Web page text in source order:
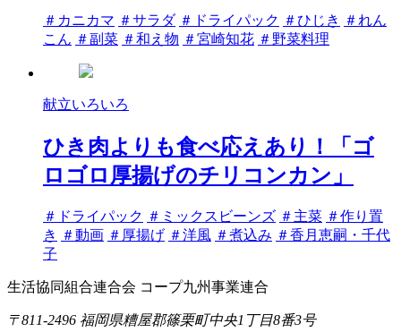
タ
グ
＃カニカマ ＃サラダ ＃ドライパック ＃ひじき ＃れん
こん ＃副菜 ＃和え物 ＃宮崎知花 ＃野菜料理
献立いろいろ
ひき肉よりも食べ応えあり！「ゴ
ロゴロ厚揚げのチリコンカン」
タ
グ
＃ドライパック ＃ミックスビーンズ ＃主菜 ＃作り置
き ＃動画 ＃厚揚げ ＃洋風 ＃煮込み ＃香月恵嗣・千代
子
生活協同組合連合会 コープ九州事業連合
〒811-2496 福岡県糟屋郡篠栗町中央1丁目8番3号